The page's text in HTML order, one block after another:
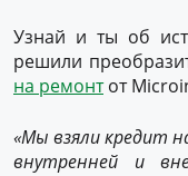
Узнай и ты об
решили
на ремонтот
«Мы взяли кредит
внутренней и